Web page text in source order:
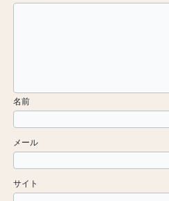
名前
メール
サイト